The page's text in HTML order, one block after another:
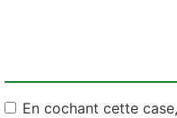
En cochant cette